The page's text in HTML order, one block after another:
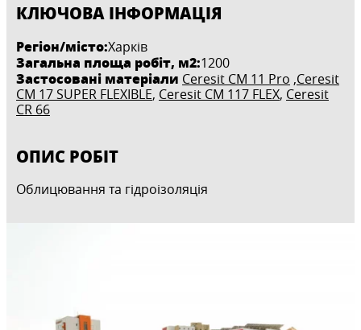
КЛЮЧОВА ІНФОРМАЦІЯ
Регіон/місто:Харків
Загальна площа робіт, м2:1200
Застосовані матеріали Ceresit CM 11 Pro ,Ceresit
CM 17 SUPER FLEXIBLE, Ceresit CM 117 FLEX, Ceresit
CR 66
ОПИС РОБІТ
Облицювання та гідроізоляція